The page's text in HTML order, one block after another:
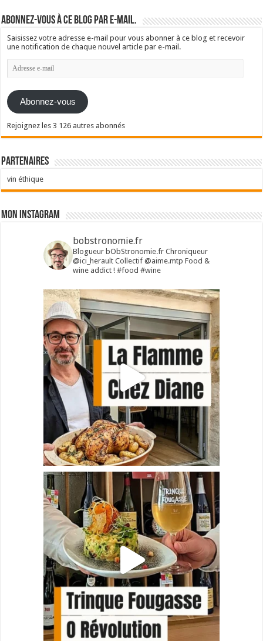
Abonnez-vous à ce blog par e-mail.
Saisissez votre adresse e-mail pour vous abonner à ce blog et recevoir
une notification de chaque nouvel article par e-mail.
Adresse
e-
Abonnez-vous
Rejoignez les 3 126 autres abonnés
Partenaires
vin éthique
Mon Instagram
bobstronomie.fr
Blogueur bObStronomie.fr Chroniqueur
@ici_heraultCollectif @aime.mtp Food &
wine addict !#food #wine